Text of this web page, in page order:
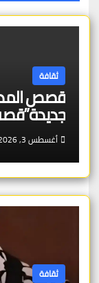
ثقافة
قصص
أغسطس 3, 2026
ثقافة